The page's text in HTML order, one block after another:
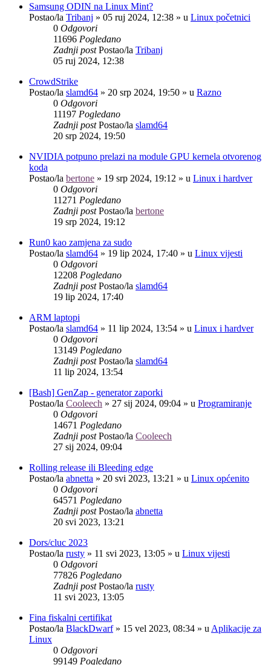
Samsung ODIN na Linux Mint?
Postao/la Tribanj » 05 ruj 2024, 12:38 » u Linux početnici
0 Odgovori
11696 Pogledano
Zadnji postPostao/la Tribanj
05 ruj 2024, 12:38
CrowdStrike
Postao/la slamd64 » 20 srp 2024, 19:50 » u Razno
0 Odgovori
11197 Pogledano
Zadnji postPostao/la slamd64
20 srp 2024, 19:50
NVIDIA potpuno prelazi na module GPU kernela otvorenog
koda
Postao/la bertone » 19 srp 2024, 19:12 » u Linux i hardver
0 Odgovori
11271 Pogledano
Zadnji postPostao/la bertone
19 srp 2024, 19:12
Run0 kao zamjena za sudo
Postao/la slamd64 » 19 lip 2024, 17:40 » u Linux vijesti
0 Odgovori
12208 Pogledano
Zadnji postPostao/la slamd64
19 lip 2024, 17:40
ARM laptopi
Postao/la slamd64 » 11 lip 2024, 13:54 » u Linux i hardver
0 Odgovori
13149 Pogledano
Zadnji postPostao/la slamd64
11 lip 2024, 13:54
[Bash] GenZap - generator zaporki
Postao/la Cooleech » 27 sij 2024, 09:04 » u Programiranje
0 Odgovori
14671 Pogledano
Zadnji postPostao/la Cooleech
27 sij 2024, 09:04
Rolling release ili Bleeding edge
Postao/la abnetta » 20 svi 2023, 13:21 » u Linux općenito
0 Odgovori
64571 Pogledano
Zadnji postPostao/la abnetta
20 svi 2023, 13:21
Dors/cluc 2023
Postao/la rusty » 11 svi 2023, 13:05 » u Linux vijesti
0 Odgovori
77826 Pogledano
Zadnji postPostao/la rusty
11 svi 2023, 13:05
Fina fiskalni certifikat
Postao/la BlackDwarf» 15 vel 2023, 08:34 » u Aplikacije za
Linux
0 Odgovori
99149 Pogledano